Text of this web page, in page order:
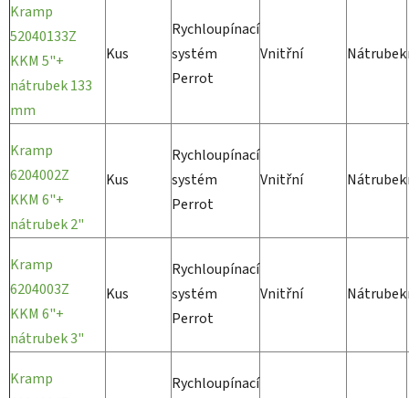
Kramp
52040133Z
KKM 5"+
nátrubek 133
mm
Kus
Rychloupínací
systém
Perrot
Vnitřní Nátrubek
Kramp
6204002Z
KKM 6"+
nátrubek 2"
Kus
Rychloupínací
systém
Perrot
Vnitřní Nátrubek
Kramp
6204003Z
KKM 6"+
nátrubek 3"
Kus
Rychloupínací
systém
Perrot
Vnitřní Nátrubek
Kramp
Rychloupínací